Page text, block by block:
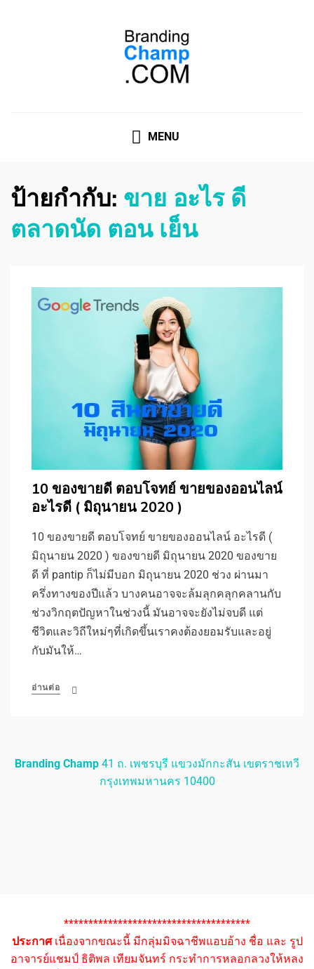
MENU
ป้ายกำกับ: ขาย อะไร ดี
ตลาดนัด ตอน เย็น
10 ของขายดี ตอบโจทย์ ขายของออนไลน์
อะไรดี ( มิถุนายน 2020 )
10 ของขายดี ตอบโจทย์ ขายของออนไลน์ อะไรดี (
มิถุนายน 2020 ) ของขายดี มิถุนายน 2020 ของขาย
ดี ที่ pantip ก็ไม่มีบอก มิถุนายน 2020 ช่วง ผ่านมา
ครึ่งทางของปีแล้ว บางคนอาจจะล้มลุกคลุกคลานกับ
ช่วงวิกฤตปัญหาในช่วงนี้ มันอาจจะยังไม่จบดี แต่
ชีวิตและวิถีใหม่ๆที่เกิดขึ้นเราคงต้องยอมรับและอยู่
กับมันให้…
อ่านต่อ
Branding Champ 41 ถ. เพชรบุรี แขวงมักกะสัน เขตราชเทวี
กรุงเทพมหานคร 10400
**************************************
ประกาศเนื่องจากขณะนี้ มีกลุ่มมิจฉาชีพแอบอ้าง ชื่อ และ รูป
อาจารย์แชมป์ ธิติพล เทียมจันทร์ กระทำการหลอกลวงให้หลง